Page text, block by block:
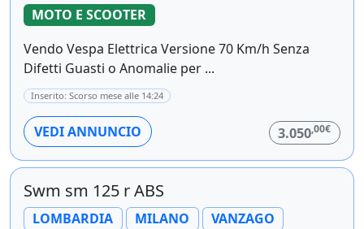
MOTO E SCOOTER
Vendo Vespa Elettrica Versione 70 Km/h Senza
Difetti Guasti o Anomalie per ...
Inserito: Scorso mese alle 14:24
VEDI ANNUNCIO 3.050,00€
Swm sm 125 r ABS
LOMBARDIA MILANO
VANZAGO